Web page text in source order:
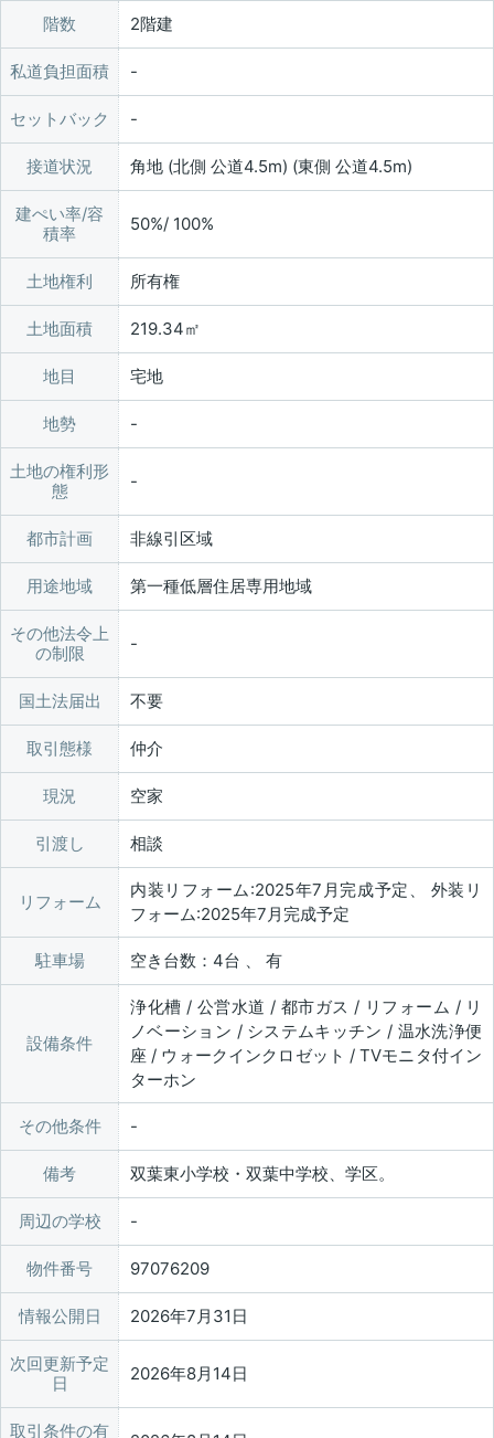
階数 2階建
私道負担面積
セットバック
接道状況 角地 (北側 公道4.5m) (東側 公道4.5m)
建ぺい率/容
積率
50%/ 100%
土地権利 所有権
土地面積 219.34㎡
地目 宅地
地勢
土地の権利形
態
都市計画 非線引区域
用途地域 第一種低層住居専用地域
その他法令上
の制限
国土法届出 不要
取引態様 仲介
現況 空家
引渡し 相談
リフォーム
内装リフォーム:2025年7月完成予定、 外装リ
フォーム:2025年7月完成予定
駐車場 空き台数：4台 、 有
設備条件
浄化槽 / 公営水道 / 都市ガス / リフォーム / リ
ノベーション / システムキッチン / 温水洗浄便
座 / ウォークインクロゼット / TVモニタ付イン
ターホン
その他条件
備考 双葉東小学校・双葉中学校、学区。
周辺の学校
物件番号 97076209
情報公開日 2026年7月31日
次回更新予定
日
2026年8月14日
取引条件の有